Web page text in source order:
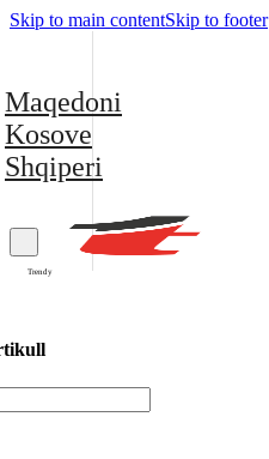
Skip to main contentSkip to footer
Maqedoni
Kosove
Shqiperi
Trendy